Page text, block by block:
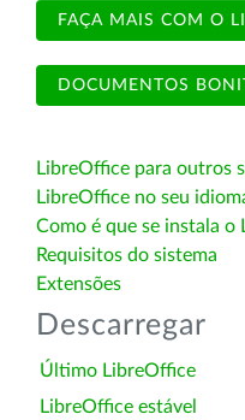
FAÇA MAIS COM O
DOCUMENTOS
LibreOffice para outros
LibreOffice no seu
Como é que se instala o
Requisitos do sistema
Extensões
Descarregar
Último LibreOffice
LibreOffice estável